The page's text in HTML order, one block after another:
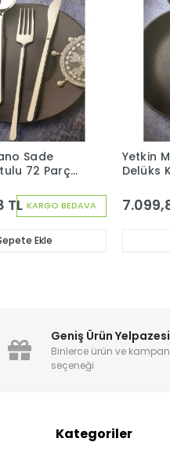
KARGO BEDAVA
Sade
72 Parça
TL
Ekle
Yetkin
Delüks
Bıçak
Geniş Ürün Yelpazesi
Binlerce ürün ve
seçeneği
Kategoriler